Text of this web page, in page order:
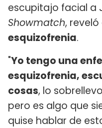
escupitajo facial a
Showmatch,
esquizofrenia.
"Yo tengo una
esquizofrenia,
cosas, lo
pero es algo que
quise hablar de